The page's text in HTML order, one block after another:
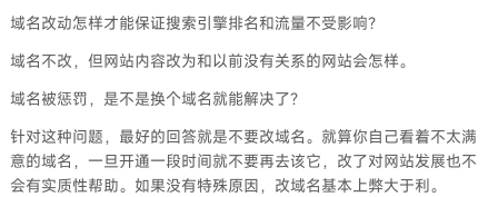
域名改动怎样才能保证搜索引擎排名和流量不受影响？
域名不改，但网站内容改为和以前没有关系的网站会怎样。
域名被惩罚，是不是换个域名就能解决了？
针对这种问题，最好的回答就是不要改域名。就算你自己看着不太满
意的域名，一旦开通一段时间就不要再去该它，改了对网站发展也不
会有实质性帮助。如果没有特殊原因，改域名基本上弊大于利。